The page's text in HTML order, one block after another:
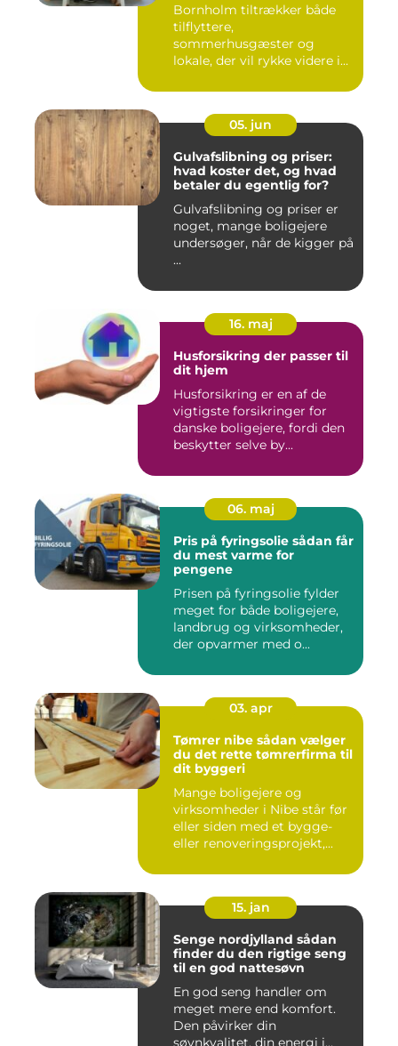
Bornholm tiltrækker både
tilflyttere,
sommerhusgæster og
lokale, der vil rykke videre i
05. jun
Gulvafslibning og priser:
hvad koster det, og hvad
betaler du egentlig for?
Gulvafslibning og priser er
noget, mange boligejere
undersøger, når de kigger på
...
16. maj
Husforsikring der passer til
dit hjem
Husforsikring er en af de
vigtigste forsikringer for
danske boligejere, fordi den
beskytter selve by...
06. maj
Pris på fyringsolie sådan får
du mest varme for
pengene
Prisen på fyringsolie fylder
meget for både boligejere,
landbrug og virksomheder,
der opvarmer med o...
03. apr
Tømrer nibe sådan vælger
du det rette tømrerfirma til
dit byggeri
Mange boligejere og
virksomheder i Nibe står før
eller siden med et bygge-
eller renoveringsprojekt,...
15. jan
Senge nordjylland sådan
finder du den rigtige seng
til en god nattesøvn
En god seng handler om
meget mere end komfort.
Den påvirker din
søvnkvalitet, din energi i